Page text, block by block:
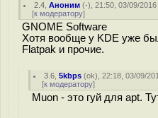
2.4 ,Аноним (-), 21:50, 03/09/2016
[к модератору]
GNOME Software
Хотя вообще у KDE уже
Flatpak и прочие.
3.6 ,5kbps (ok), 22:18, 03/09/
[к модератору]
Muon - это гуй для apt.